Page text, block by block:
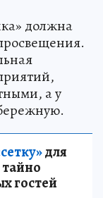
должна
а у
для
гостей